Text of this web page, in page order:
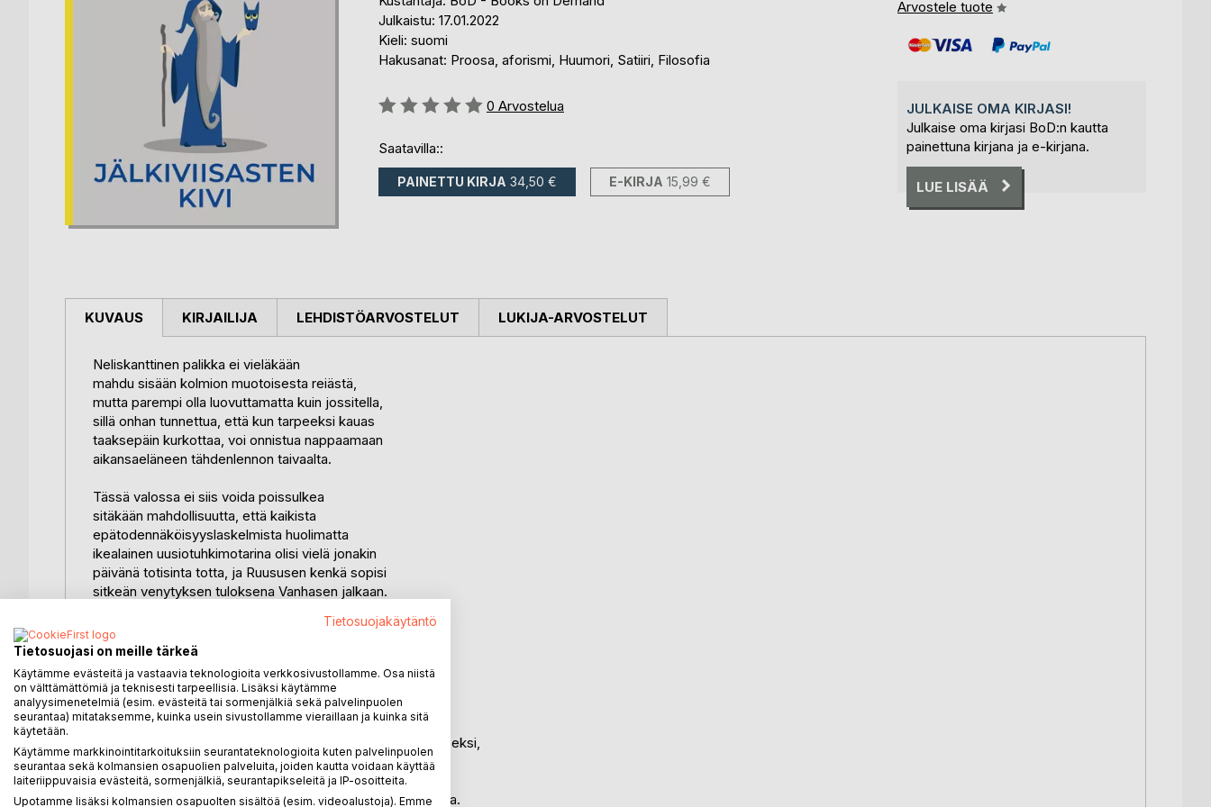
Julkaistu: 17.01.2022
Kieli: suomi
Hakusanat: Proosa, aforismi, Huumori, Satiiri, Filosofia
Arvostelu::
0 Arvostelua
Saatavilla::
PAINETTU KIRJA 34,50 € E-KIRJA 15,99 €
Arvostele tuote
JULKAISE OMA KIRJASI!
Julkaise oma kirjasi BoD:n kautta
painettuna kirjana ja e-kirjana.
LUE LISÄÄ
KUVAUS
Neliskanttinen palikka ei vieläkään
mahdu sisään kolmion muotoisesta reiästä,
mutta parempi olla luovuttamatta kuin jossitella,
sillä onhan tunnettua, että kun tarpeeksi kauas
taaksepäin kurkottaa, voi onnistua nappaamaan
aikansaeläneen tähdenlennon taivaalta.
Tässä valossa ei siis voida poissulkea
sitäkään mahdollisuutta, että kaikista
epätodennäköisyyslaskelmista huolimatta
ikealainen uusiotuhkimotarina olisi vielä jonakin
päivänä totisinta totta, ja Ruususen kenkä sopisi
sitkeän venytyksen tuloksena Vanhasen jalkaan.
Painava sana
on paikallaan vasta
kun se tulee jälkijunassa.
Tämä jälkiviisauden tiiliskivi osoittaa sormella
ihmisen synnynnäistä hidasälyisyyttä ja transformoi
sen proosan, aforismin ja huumorin keinoin kokonaisvaltaiseksi,
konditionaalisperfektiseksi oivallukseksi
siitä, mitä kaikkea olisit voinut tehdä toisin ilman
ihmisluontoon kiinteänä osana kuuluvia, ämpäripitkiä piuhoja.
KIRJAILIJA LEHDISTÖARVOSTELUT LUKIJA-ARVOSTELUT
Tietosuojakäytäntö
Tietosuojasi on meille tärkeä
Käytämme evästeitä ja vastaavia teknologioita verkkosivustollamme. Osa niistä
on välttämättömiä ja teknisesti tarpeellisia. Lisäksi käytämme
analyysimenetelmiä (esim. evästeitä tai sormenjälkiä sekä palvelinpuolen
seurantaa) mitataksemme, kuinka usein sivustollamme vieraillaan ja kuinka sitä
käytetään.
Käytämme markkinointitarkoituksiin seurantateknologioita kuten palvelinpuolen
seurantaa sekä kolmansien osapuolien palveluita, joiden kautta voidaan käyttää
laiteriippuvaisia evästeitä, sormenjälkiä, seurantapikseleitä ja IP-osoitteita.
Upotamme lisäksi kolmansien osapuolten sisältöä (esim. videoalustoja). Emme